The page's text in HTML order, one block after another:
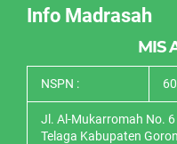
Info Madrasah
MIS
NSPN :
Jl. Al-Mukarromah No.
Telaga Kabupaten